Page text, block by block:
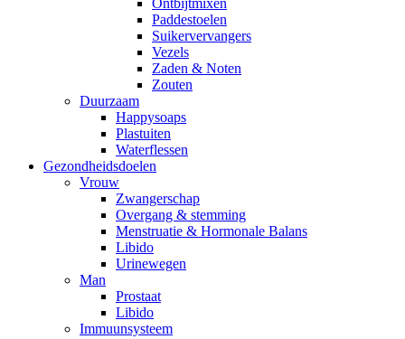
Ontbijtmixen
Paddestoelen
Suikervervangers
Vezels
Zaden & Noten
Zouten
Duurzaam
Happysoaps
Plastuiten
Waterflessen
Gezondheidsdoelen
Vrouw
Zwangerschap
Overgang & stemming
Menstruatie & Hormonale Balans
Libido
Urinewegen
Man
Prostaat
Libido
Immuunsysteem